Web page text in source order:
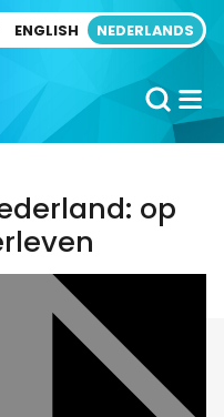
ENGLISH NEDERLANDS
op